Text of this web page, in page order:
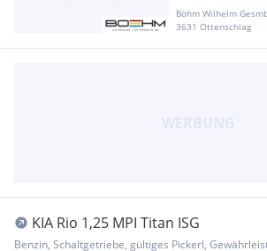
Böhm Wilhelm
3631 Ottenschlag
KIA Rio 1,25 MPI Titan ISG
Benzin, Schaltgetriebe, gültiges Pickerl,